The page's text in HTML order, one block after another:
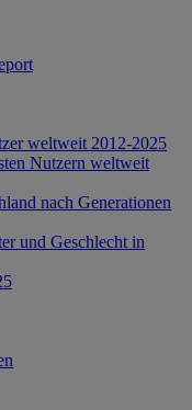
weltweit 2012-2025
Nutzern weltweit
nach Generationen
und Geschlecht in